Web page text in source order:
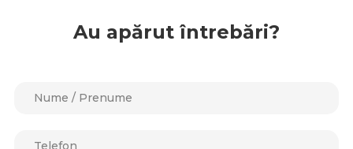
Au apărut întrebări?